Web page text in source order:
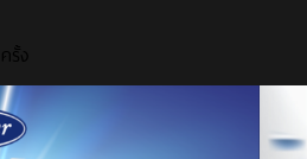
ง
ด็กเล็ก